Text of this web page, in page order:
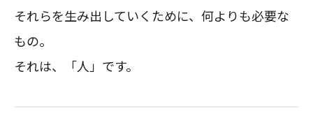
それらを生み出していくために、何よりも必要な
もの。
それは、「人」です。